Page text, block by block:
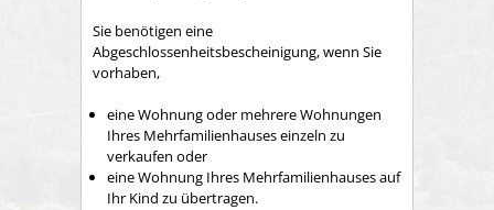
Sie benötigen eine
Abgeschlossenheitsbescheinigung, wenn Sie
vorhaben,
eine Wohnung oder mehrere Wohnungen
Ihres Mehrfamilienhauses einzeln zu
verkaufen oder
eine Wohnung Ihres Mehrfamilienhauses auf
Ihr Kind zu übertragen.